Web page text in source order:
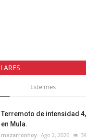
Este mes
Terremoto de intensidad
en Mula.
mazarronhoy Ago 2, 2026